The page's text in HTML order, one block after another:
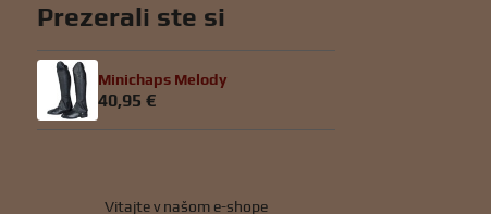
Prezerali ste si
Minichaps Melody
40,95 €
Vitajte v našom e-shope